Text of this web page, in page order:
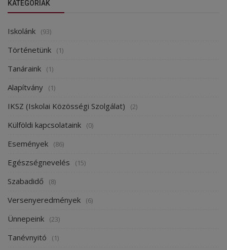
KATEGÓRIÁK
Iskolánk (93)
Történetünk (1)
Tanáraink (1)
Alapítvány (1)
IKSZ (Iskolai Közösségi Szolgálat) (2)
Külföldi kapcsolataink (0)
Események (86)
Egészségnevelés (15)
Szabadidő (8)
Versenyeredmények (6)
Ünnepeink (23)
Tanévnyitó (1)